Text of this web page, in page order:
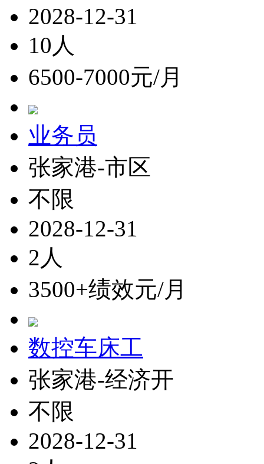
2028-12-31
10人
6500-7000元/月
业务员
张家港-市区
不限
2028-12-31
2人
3500+绩效元/月
数控车床工
张家港-经济开
不限
2028-12-31